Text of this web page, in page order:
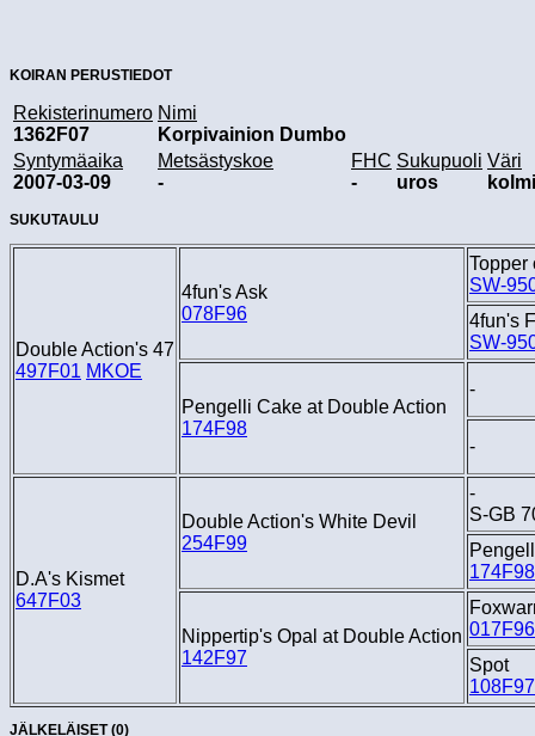
KOIRAN PERUSTIEDOT
Rekisterinumero
1362F07
Nimi
Korpivainion Dumbo
Syntymäaika
2007-03-09
Metsästyskoe
-
FHC
-
Sukupuoli
uros
Väri
SUKUTAULU
Double Action's 47
497F01 MKOE
4fun's Ask
078F96
Topper
SW-
4fun's
SW-
Pengelli Cake at Double Action
174F98
-
-
D.A's Kismet
647F03
Double Action's White Devil
254F99
-
S-GB
174F98
Nippertip's Opal at Double Action
142F97
017F96
Spot
108F97
JÄLKELÄISET (0)